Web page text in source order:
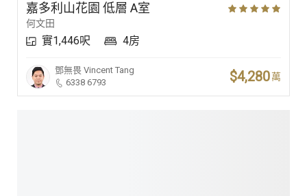
嘉多利山花園 低層 A室
何文田
實1,446呎 4房
鄧無畏 Vincent Tang
6338 6793
$4,280萬